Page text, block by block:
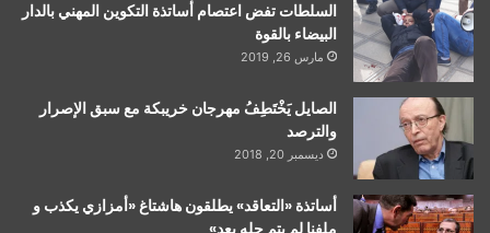
السلطات تفض اعتصام أساتذة التكوين المهني بالدار
البيضاء بالقوة
مارس 26, 2019
الصايل يَخْتَطِفُ مهرجان خريبكة مع سبق الإصرار
والترصد
ديسمبر 20, 2018
أساتذة «التعاقد» يطلقون هاشتاغ «أمزازي يكذب و
ملفنا لم يتم حله بعد»